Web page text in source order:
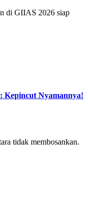
di GIIAS 2026 siap
Kepincut Nyamannya!
tidak membosankan.